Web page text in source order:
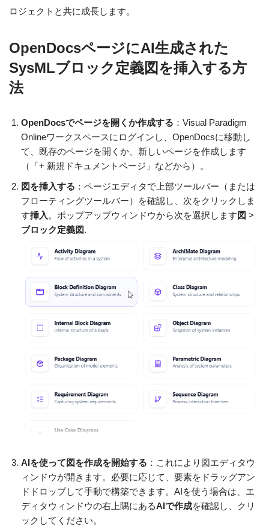
ロジェクトと共に成長します。
OpenDocsページにAI生成された
SysMLブロック定義図を挿入する方
法
OpenDocsでページを開くか作成する ：Visual Paradigm
Onlineワークスペースにログインし、OpenDocsに移動し
て、既存のページを開くか、新しいページを作成します
（「+ 新規ドキュメントページ」などから）。
図を挿入する ：ページエディタで上部ツールバー（または
フローティングツールバー）を確認し、次をクリックしま
す挿入 。ポップアップウィンドウから次を選択します 図 >
ブロック定義図.
AIを使って図を作成を開始する ：これにより図エディタウ
ィンドウが開きます。必要に応じて、要素をドラッグアン
ドドロップして手動で構築できます。AIを使う場合は、エ
ディタウィンドウの右上隅にあるAIで作成を確認し、クリ
ックしてください。